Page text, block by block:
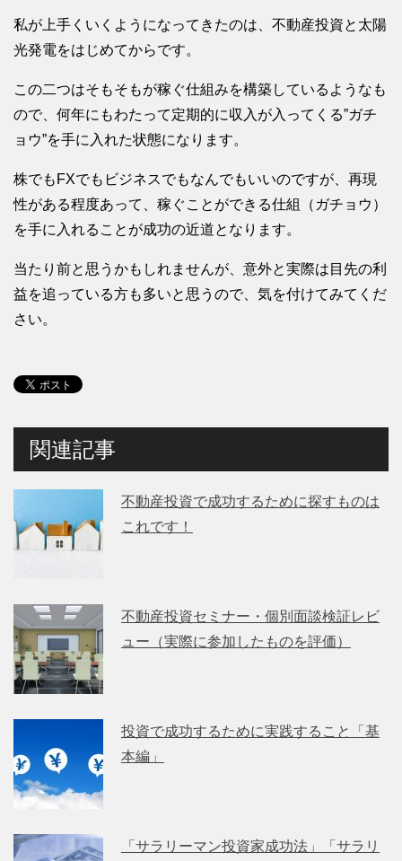
私が上手くいくようになってきたのは、不動産投資と太陽
光発電をはじめてからです。
この二つはそもそもが稼ぐ仕組みを構築しているようなも
ので、何年にもわたって定期的に収入が入ってくる”ガチ
ョウ”を手に入れた状態になります。
株でもFXでもビジネスでもなんでもいいのですが、再現
性がある程度あって、稼ぐことができる仕組（ガチョウ）
を手に入れることが成功の近道となります。
当たり前と思うかもしれませんが、意外と実際は目先の利
益を追っている方も多いと思うので、気を付けてみてくだ
さい。
関連記事
不動産投資で成功するために探すものは
これです！
不動産投資セミナー・個別面談検証レビ
ュー（実際に参加したものを評価）
投資で成功するために実践すること「基
本編」
「サラリーマン投資家成功法」「サラリ